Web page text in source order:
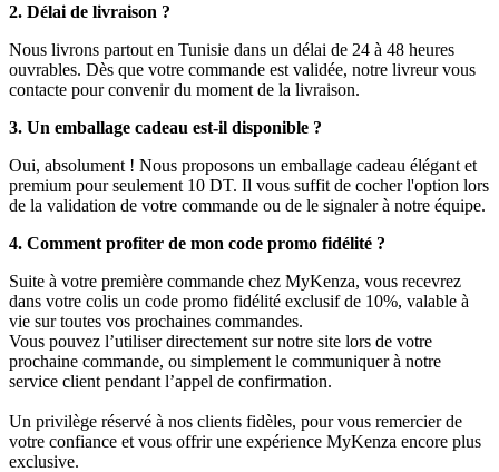
2. Délai de livraison ?
Nous livrons partout en Tunisie dans un délai de 24 à 48 heures
ouvrables. Dès que votre commande est validée, notre livreur vous
contacte pour convenir du moment de la livraison.
3. Un emballage cadeau est-il disponible ?
Oui, absolument ! Nous proposons un emballage cadeau élégant et
premium pour seulement 10 DT. Il vous suffit de cocher l'option lors
de la validation de votre commande ou de le signaler à notre équipe.
4. Comment profiter de mon code promo fidélité ?
Suite à votre première commande chez MyKenza, vous recevrez
dans votre colis un code promo fidélité exclusif de 10%, valable à
vie sur toutes vos prochaines commandes.
Vous pouvez l’utiliser directement sur notre site lors de votre
prochaine commande, ou simplement le communiquer à notre
service client pendant l’appel de confirmation.
Un privilège réservé à nos clients fidèles, pour vous remercier de
votre confiance et vous offrir une expérience MyKenza encore plus
exclusive.